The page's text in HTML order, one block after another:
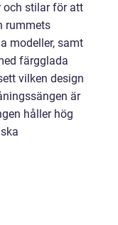
och stilar för att
rummets
modeller, samt
färgglada
vilken design
är
håller hög